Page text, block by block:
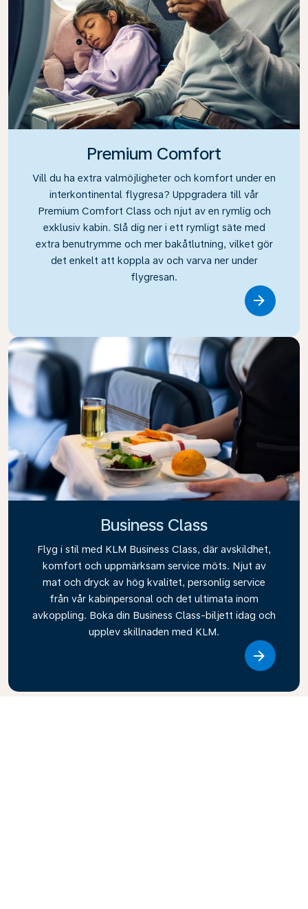
Premium Comfort
Vill du ha extra valmöjligheter och komfort under en
interkontinental flygresa? Uppgradera till vår
Premium Comfort Class och njut av en rymlig och
exklusiv kabin. Slå dig ner i ett rymligt säte med
extra benutrymme och mer bakåtlutning, vilket gör
det enkelt att koppla av och varva ner under
flygresan.
Business Class
Flyg i stil med KLM Business Class, där avskildhet,
komfort och uppmärksam service möts. Njut av
mat och dryck av hög kvalitet, personlig service
från vår kabinpersonal och det ultimata inom
avkoppling. Boka din Business Class-biljett idag och
upplev skillnaden med KLM.